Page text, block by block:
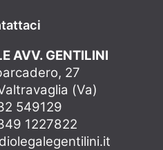
AVV. GENTILINI
27
(Va)
549129
1227822